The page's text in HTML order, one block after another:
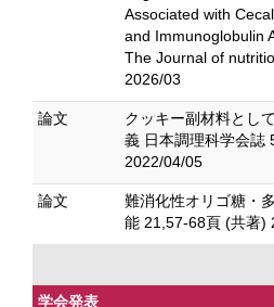
Associated with
and Immunoglobulin
The Journal of
2026/03
論文
クッキー副材料とし
義 日本調理科学会誌
2022/04/05
論文
難消化性オリゴ糖・
能 21,57-68頁 (共著)
学会発表